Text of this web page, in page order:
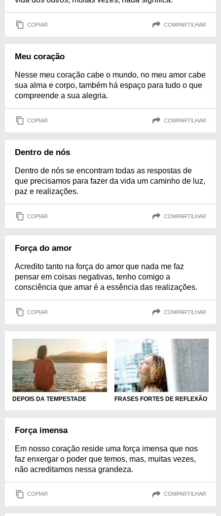
COPIAR COMPARTILHAR
Meu coração
Nesse meu coração cabe o mundo, no meu amor cabe
sua alma e corpo, também há espaço para tudo o que
compreende a sua alegria.
COPIAR COMPARTILHAR
Dentro de nós
Dentro de nós se encontram todas as respostas de
que precisamos para fazer da vida um caminho de luz,
paz e realizações.
COPIAR COMPARTILHAR
Força do amor
Acredito tanto na força do amor que nada me faz
pensar em coisas negativas, tenho comigo a
consciência que amar é a essência das realizações.
COPIAR COMPARTILHAR
DEPOIS DA TEMPESTADE FRASES FORTES DE REFLEXÃO
Força imensa
Em nosso coração reside uma força imensa que nos
faz enxergar o poder que temos, mas, muitas vezes,
não acreditamos nessa grandeza.
COPIAR COMPARTILHAR